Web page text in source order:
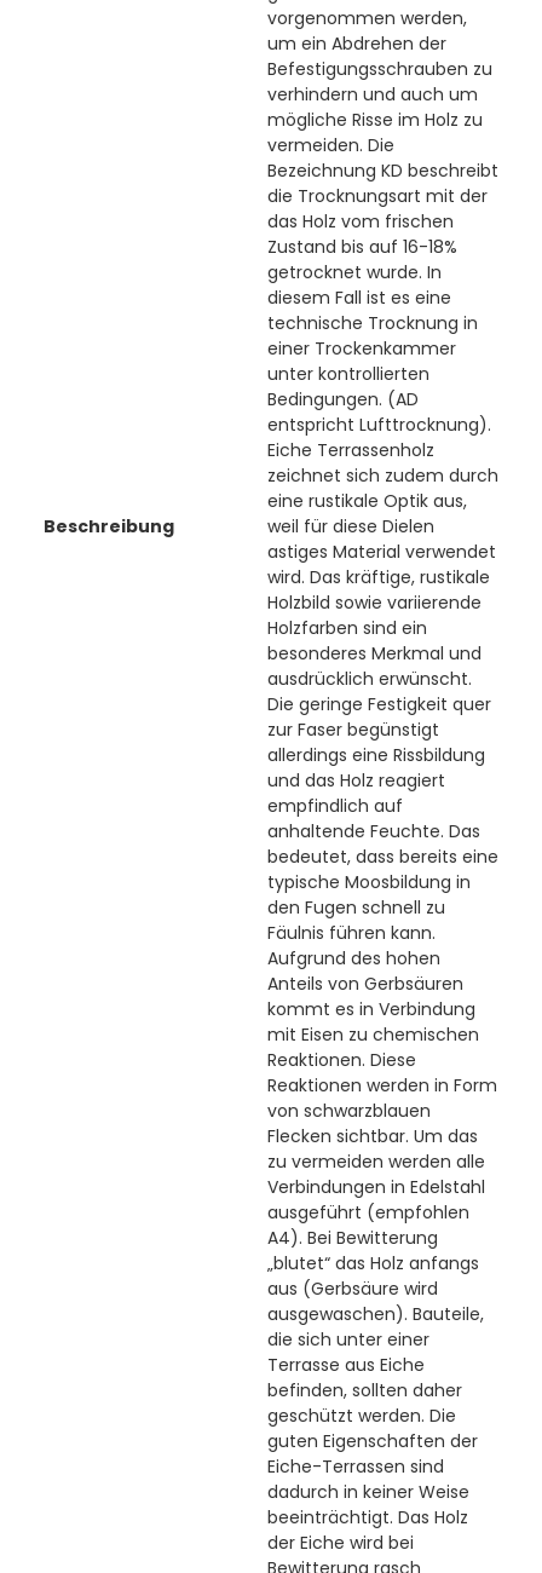
Beschreibung
vorgenommen werden,
um ein Abdrehen der
Befestigungsschrauben zu
verhindern und auch um
mögliche Risse im Holz zu
vermeiden. Die
Bezeichnung KD beschreibt
die Trocknungsart mit der
das Holz vom frischen
Zustand bis auf 16-18%
getrocknet wurde. In
diesem Fall ist es eine
technische Trocknung in
einer Trockenkammer
unter kontrollierten
Bedingungen. (AD
entspricht Lufttrocknung).
Eiche Terrassenholz
zeichnet sich zudem durch
eine rustikale Optik aus,
weil für diese Dielen
astiges Material verwendet
wird. Das kräftige, rustikale
Holzbild sowie variierende
Holzfarben sind ein
besonderes Merkmal und
ausdrücklich erwünscht.
Die geringe Festigkeit quer
zur Faser begünstigt
allerdings eine Rissbildung
und das Holz reagiert
empfindlich auf
anhaltende Feuchte. Das
bedeutet, dass bereits eine
typische Moosbildung in
den Fugen schnell zu
Fäulnis führen kann.
Aufgrund des hohen
Anteils von Gerbsäuren
kommt es in Verbindung
mit Eisen zu chemischen
Reaktionen. Diese
Reaktionen werden in Form
von schwarzblauen
Flecken sichtbar. Um das
zu vermeiden werden alle
Verbindungen in Edelstahl
ausgeführt (empfohlen
A4). Bei Bewitterung
„blutet“ das Holz anfangs
aus (Gerbsäure wird
ausgewaschen). Bauteile,
die sich unter einer
Terrasse aus Eiche
befinden, sollten daher
geschützt werden. Die
guten Eigenschaften der
Eiche-Terrassen sind
dadurch in keiner Weise
beeinträchtigt. Das Holz
der Eiche wird bei